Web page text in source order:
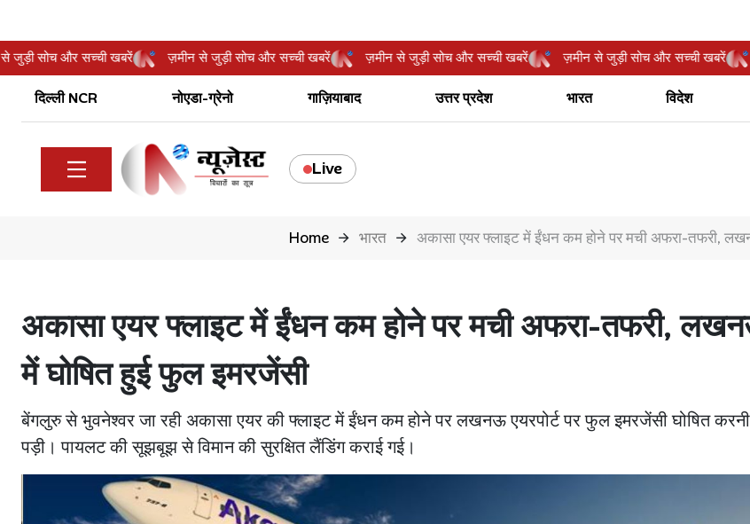
से जुड़ी सोच और सच्ची खबरें ज़मीन से जुड़ी सोच और सच्ची खबरें ज़मीन से जुड़ी सोच और सच्ची खबरें ज़मीन से जुड़ी सोच और सच्ची खबरें
दिल्ली NCR नोएडा-ग्रेनो गाज़ियाबाद उत्तर प्रदेश भारत विदेश
Live
Home भारत अकासा एयर फ्लाइट में ईंधन कम होने पर मची अफरा-तफरी,
अकासा एयर फ्लाइट में ईंधन कम होने पर मची अफरा-तफरी,
में घोषित हुई फुल इमरजेंसी
बेंगलुरु से भुवनेश्वर जा रही अकासा एयर की फ्लाइट में ईंधन कम होने पर लखनऊ एयरपोर्ट पर फुल इमरजेंसी घोषित करनी
पड़ी। पायलट की सूझबूझ से विमान की सुरक्षित लैंडिंग कराई गई।